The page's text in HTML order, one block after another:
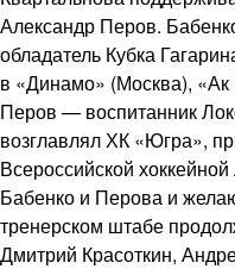
Александр Перов.
обладатель Кубка
в «Динамо» (Москва),
Перов — воспитанник
возглавлял ХК «Югра»,
Всероссийской
Бабенко и Перова и
тренерском штабе
Дмитрий Красоткин,